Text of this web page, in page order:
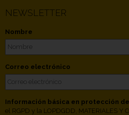
NEWSLETTER
Nombre
Correo electrónico
Información básica en protección
el RGPD y la LOPDGDD, MATERIALES Y